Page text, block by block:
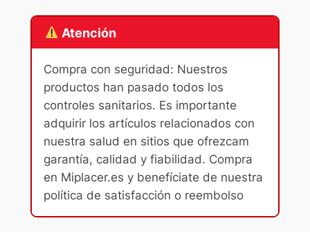
Atención
Compra con seguridad: Nuestros
productos han pasado todos los
controles sanitarios. Es importante
adquirir los artículos relacionados con
nuestra salud en sitios que ofrezcam
garantía, calidad y fiabilidad. Compra
en Miplacer.es y benefíciate de nuestra
política de satisfacción o reembolso